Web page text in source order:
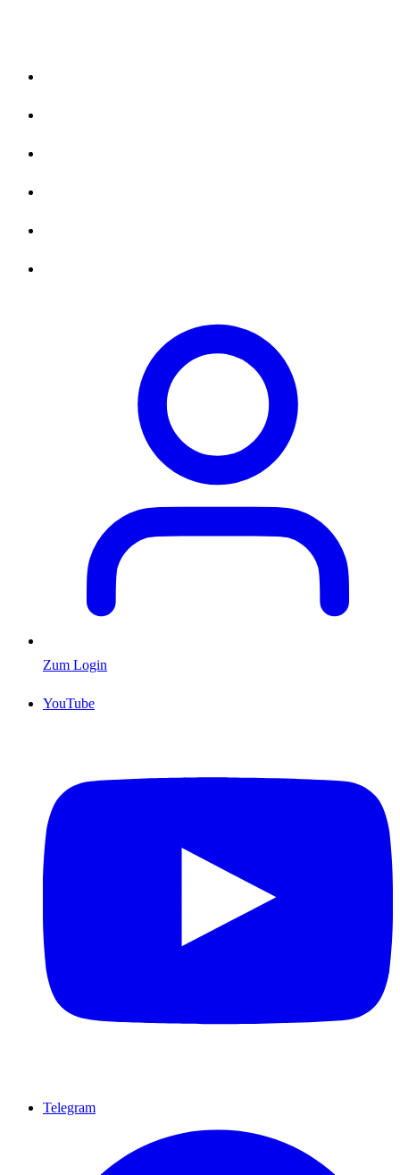
Zum Login
YouTube
Telegram